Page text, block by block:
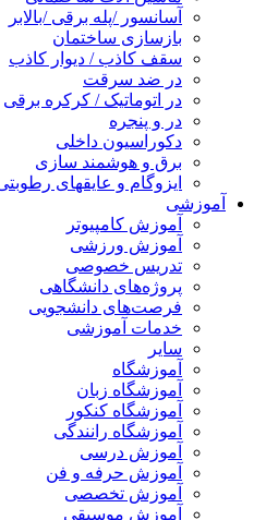
آسانسور /پله برقی /بالابر
بازسازی ساختمان
سقف کاذب / دیوار کاذب
در ضد سرقت
در اتوماتیک / کرکره برقی
در و پنجره
دکوراسیون داخلی
برق و هوشمند سازی
ایزوگام و عایقهای
آموزشی
آموزش کامپیوتر
آموزش ورزشی
تدریس خصوصی
پروژه‌های دانشگاهی
فرصت‌های دانشجویی
خدمات آموزشی
سایر
آموزشگاه
آموزشگاه زبان
آموزشگاه کنکور
آموزشگاه رانندگی
آموزش درسی
آموزش حرفه و فن
آموزش تخصصی
آموزش موسیقی